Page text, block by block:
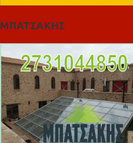
ΜΠΑΤΣΑΚΗΣ